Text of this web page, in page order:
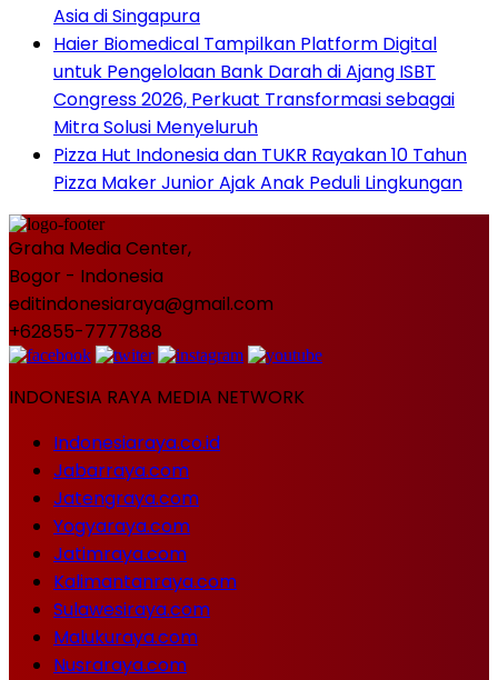
Asia di Singapura
Haier Biomedical Tampilkan Platform Digital
untuk Pengelolaan Bank Darah di Ajang ISBT
Congress 2026, Perkuat Transformasi sebagai
Mitra Solusi Menyeluruh
Pizza Hut Indonesia dan TUKR Rayakan 10 Tahun
Pizza Maker Junior Ajak Anak Peduli Lingkungan
Graha Media Center,
Bogor - Indonesia
editindonesiaraya@gmail.com
+62855-7777888
INDONESIA RAYA MEDIA NETWORK
Indonesiaraya.co.id
Jabarraya.com
Jatengraya.com
Yogyaraya.com
Jatimraya.com
Kalimantanraya.com
Sulawesiraya.com
Malukuraya.com
Nusraraya.com